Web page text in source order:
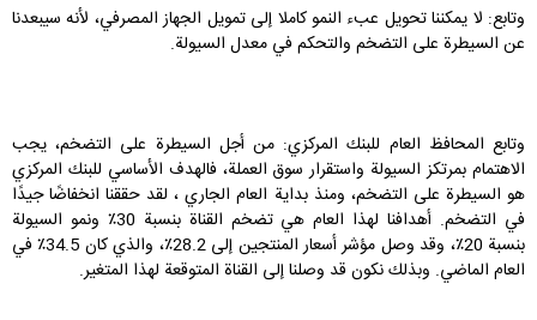
وتابع: لا يمكننا تحويل عبء النمو كاملا إلى تمويل الجهاز المصرفي، لأنه سيبعدنا
عن السيطرة على التضخم والتحكم في معدل السيولة.
وتابع المحافظ العام للبنك المركزي: من أجل السيطرة على التضخم، يجب
الاهتمام بمرتكز السيولة واستقرار سوق العملة، فالهدف الأساسي للبنك المركزي
هو السيطرة على التضخم، ومنذ بداية العام الجاري ، لقد حققنا انخفاضًا جيدًا
في التضخم. أهدافنا لهذا العام هي تضخم القناة بنسبة 30٪ ونمو السيولة
بنسبة 20٪، وقد وصل مؤشر أسعار المنتجين إلى 28.2٪، والذي كان 34.5٪ في
العام الماضي. وبذلك نكون قد وصلنا إلى القناة المتوقعة لهذا المتغير.